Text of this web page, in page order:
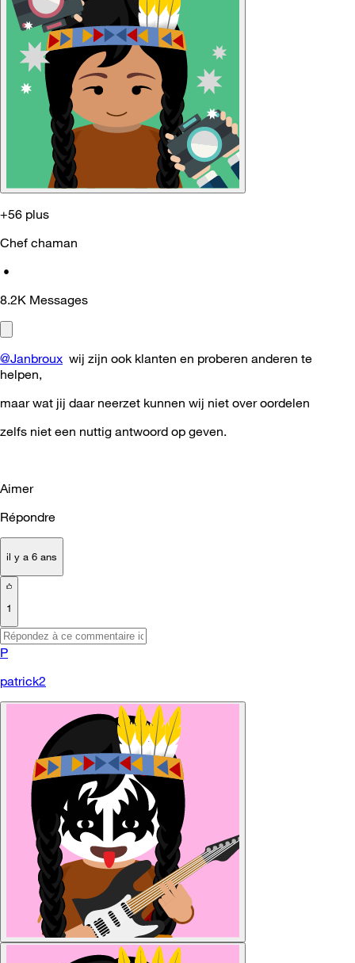
+56 plus
Chef chaman
•
8.2K Messages
@Janbroux wij zijn ook klanten en proberen anderen te
helpen,
maar wat jij daar neerzet kunnen wij niet over oordelen
zelfs niet een nuttig antwoord op geven.
Aimer
Répondre
il y a 6 ans
1
P
patrick2